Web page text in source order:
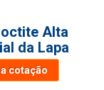
Alta
da Lapa
cotação